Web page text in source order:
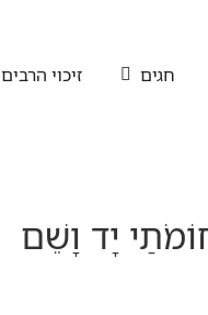
חגים זיכוי הרבים
יָד וָשֵׁם